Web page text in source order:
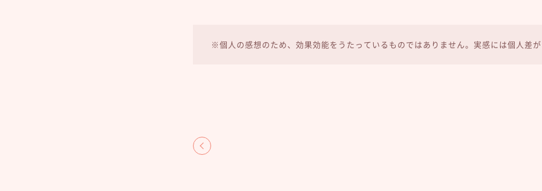
※個人の感想のため、効果効能をうたっているものではありません。実感には個人差が